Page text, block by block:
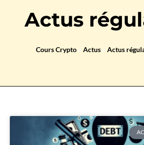
Actus
Cours Crypto » Actus » Actus